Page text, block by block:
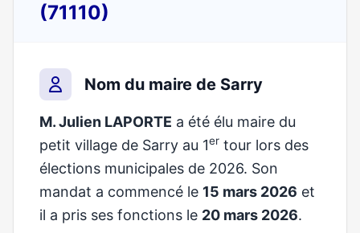
(71110)
Nom du maire de Sarry
M. Julien LAPORTE a été élu maire du
petit village de Sarry au 1er tour lors des
élections municipales de 2026. Son
mandat a commencé le 15 mars 2026 et
il a pris ses fonctions le 20 mars 2026.